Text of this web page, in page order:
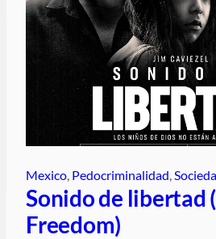
Mexico Pedocriminalidad
Sonido de libertad
Freedom)